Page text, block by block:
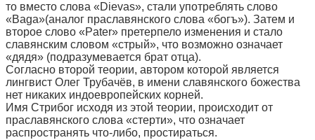
то вместо слова «Dievas», стали употреблять слово
«Baga»(аналог праславянского слова «богъ»). Затем и
второе слово «Pater» претерпело изменения и стало
славянским словом «стрый», что возможно означает
«дядя» (подразумевается брат отца).
Согласно второй теории, автором которой является
лингвист Олег Трубачёв, в имени славянского божества
нет никаких индоевропейских корней.
Имя Стрибог исходя из этой теории, происходит от
праславянского слова «стерти», что означает
распространять что-либо, простираться.